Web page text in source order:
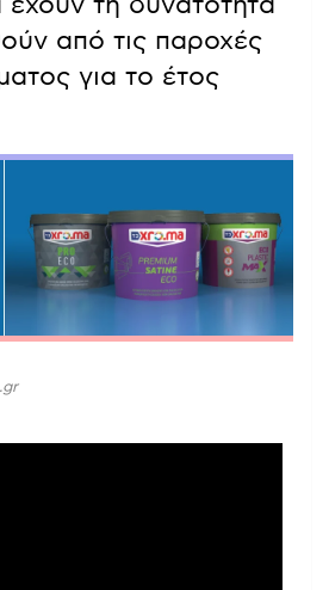
από τις παροχές
για το έτος